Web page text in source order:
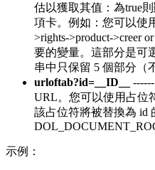
估以獲取其值：為true
項卡。例如：您可以使
>rights->product->creer
要的變量。這部分是可
串中只保留 5 個部分（
urloftab?id=__ID__
URL。您可以使用占位
該占位符將被替換為 id
示例：